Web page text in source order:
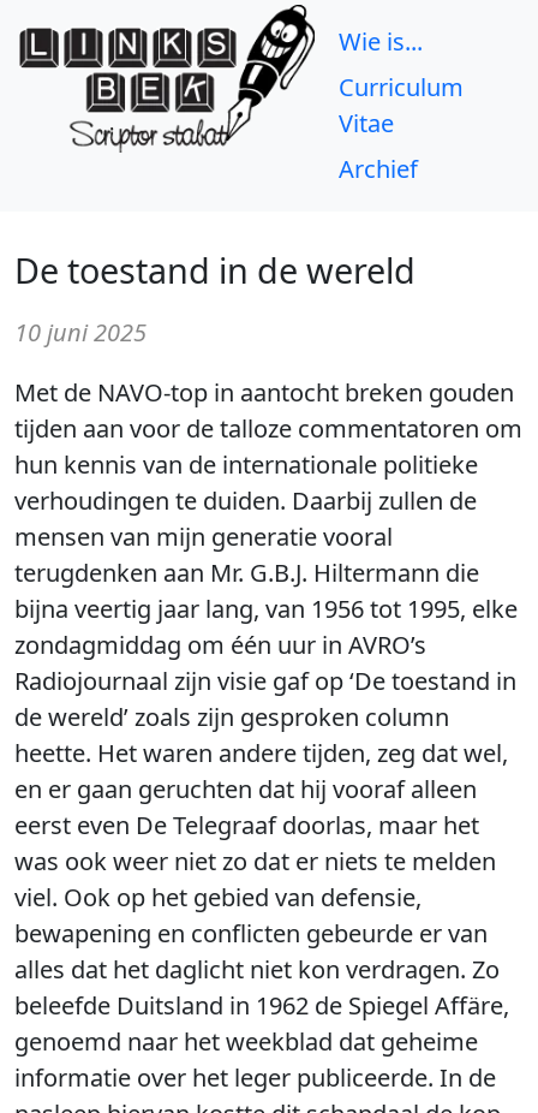
Wie is...
Curriculum
Vitae
Archief
De toestand in de wereld
10 juni 2025
Met de NAVO-top in aantocht breken gouden
tijden aan voor de talloze commentatoren om
hun kennis van de internationale politieke
verhoudingen te duiden. Daarbij zullen de
mensen van mijn generatie vooral
terugdenken aan Mr. G.B.J. Hiltermann die
bijna veertig jaar lang, van 1956 tot 1995, elke
zondagmiddag om één uur in AVRO’s
Radiojournaal zijn visie gaf op ‘De toestand in
de wereld’ zoals zijn gesproken column
heette. Het waren andere tijden, zeg dat wel,
en er gaan geruchten dat hij vooraf alleen
eerst even De Telegraaf doorlas, maar het
was ook weer niet zo dat er niets te melden
viel. Ook op het gebied van defensie,
bewapening en conflicten gebeurde er van
alles dat het daglicht niet kon verdragen. Zo
beleefde Duitsland in 1962 de Spiegel Affäre,
genoemd naar het weekblad dat geheime
informatie over het leger publiceerde. In de